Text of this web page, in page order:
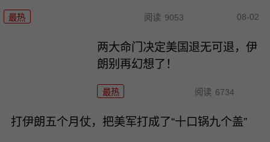
最热 阅读 9053 08-02
两大命门决定美国退无可退，伊
朗别再幻想了！
最热 阅读 6734
打伊朗五个月仗，把美军打成了“十口锅九个盖”